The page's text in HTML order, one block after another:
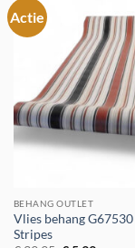
Actie
BEHANG OUTLET
Vlies behang
Stripes